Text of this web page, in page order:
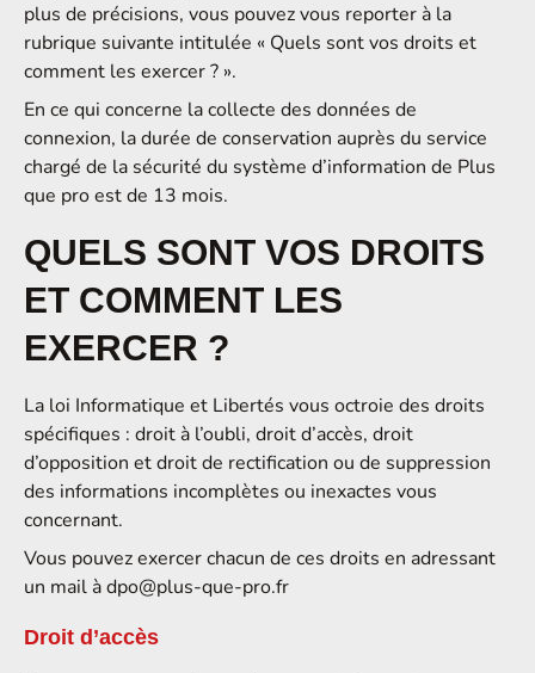
plus de précisions, vous pouvez vous reporter à la
rubrique suivante intitulée « Quels sont vos droits et
comment les exercer ? ».
En ce qui concerne la collecte des données de
connexion, la durée de conservation auprès du service
chargé de la sécurité du système d’information de Plus
que pro est de 13 mois.
QUELS SONT VOS DROITS
ET COMMENT LES
EXERCER ?
La loi Informatique et Libertés vous octroie des droits
spécifiques : droit à l’oubli, droit d’accès, droit
d’opposition et droit de rectification ou de suppression
des informations incomplètes ou inexactes vous
concernant.
Vous pouvez exercer chacun de ces droits en adressant
un mail àdpo@plus-que-pro.fr
Droit d’accès